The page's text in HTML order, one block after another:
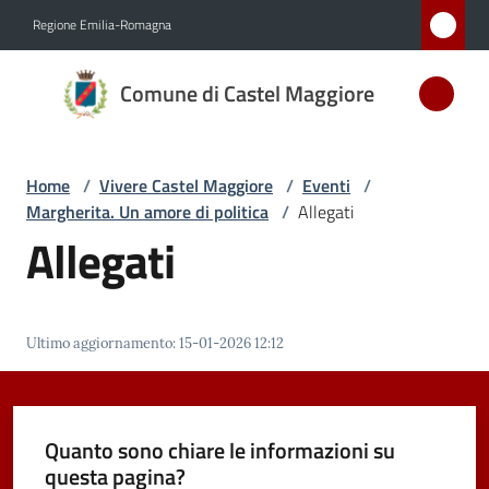
Regione Emilia-Romagna
Comune di Castel Maggiore
Comune
di Castel
D'ARGENTO
AL MERITO
Amministrazione
Novità
Servizi
Home / Vivere Castel Maggiore / Eventi /
Margherita. Un amore di politica / Allegati
Allegati
Ultimo aggiornamento:15-01-2026 12:12
Quanto sono chiare le informazioni su
questa pagina?